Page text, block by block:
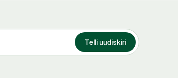
Telli uudiskiri